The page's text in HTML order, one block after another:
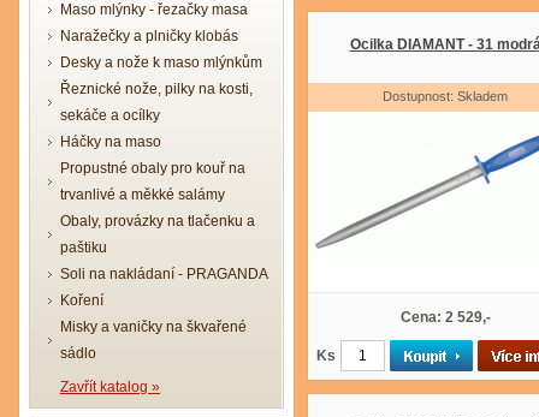
Maso mlýnky - řezačky masa
Naražečky a plničky klobás
Desky a nože k maso mlýnkům
Řeznické nože, pilky na kosti,
sekáče a ocílky
Háčky na maso
Propustné obaly pro kouř na
trvanlivé a měkké salámy
Obaly, provázky na tlačenku a
paštiku
Soli na nakládaní - PRAGANDA
Koření
Misky a vaničky na škvařené
sádlo
Zavřít katalog »
Ocilka DIAMANT - 31
Dostupnost: Skladem
Cena: 2 529,-
Ks